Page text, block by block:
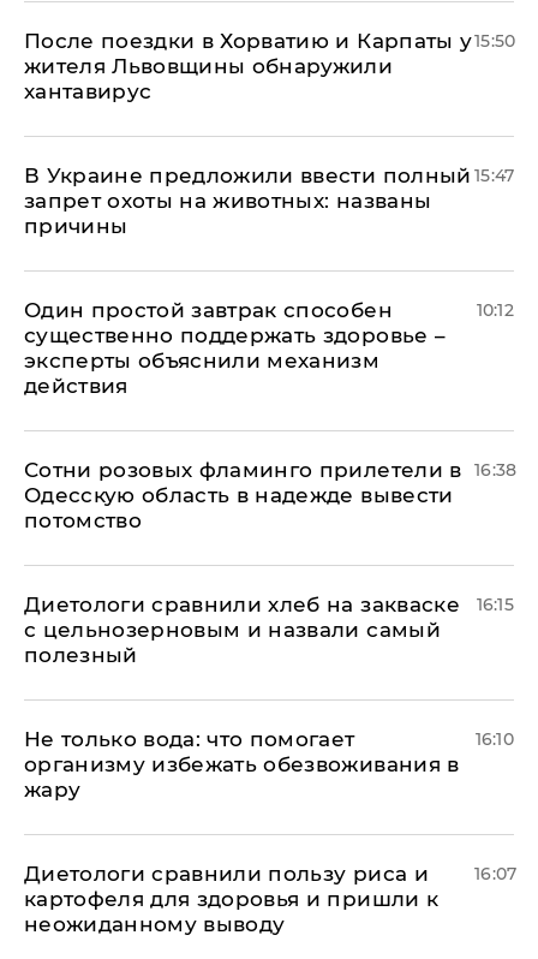
После поездки в Хорватию и Карпаты у
жителя Львовщины обнаружили
хантавирус
15:50
В Украине предложили ввести полный
запрет охоты на животных: названы
причины
15:47
Один простой завтрак способен
существенно поддержать здоровье –
эксперты объяснили механизм
действия
10:12
Сотни розовых фламинго прилетели в
Одесскую область в надежде вывести
потомство
16:38
Диетологи сравнили хлеб на закваске
с цельнозерновым и назвали самый
полезный
16:15
Не только вода: что помогает
организму избежать обезвоживания в
жару
16:10
Диетологи сравнили пользу риса и
картофеля для здоровья и пришли к
неожиданному выводу
16:07